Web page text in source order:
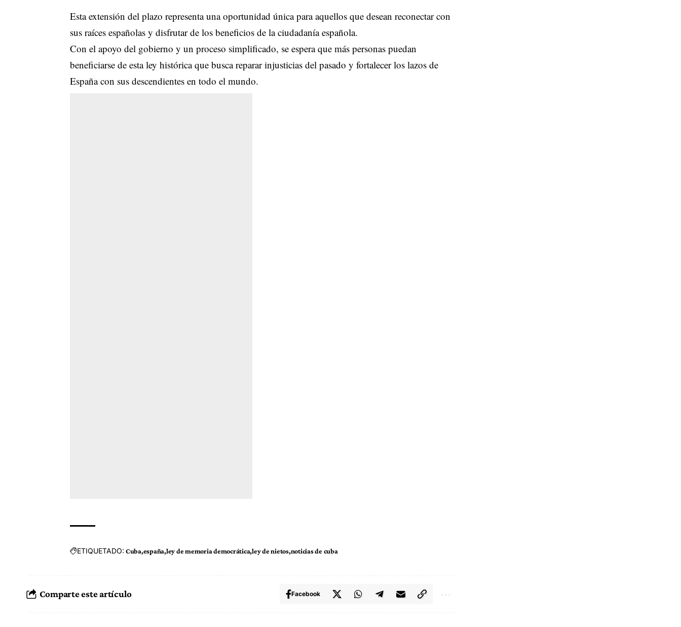
Esta extensión del plazo representa una oportunidad única para aquellos que desean reconectar con
sus raíces españolas y disfrutar de los beneficios de la ciudadanía española.
Con el apoyo del gobierno y un proceso simplificado, se espera que más personas puedan
beneficiarse de esta ley histórica que busca reparar injusticias del pasado y fortalecer los lazos de
España con sus descendientes en todo el mundo.
ETIQUETADO: Cuba españa ley de memoria democrática ley de nietos noticias de cuba
Comparte este artículo Facebook